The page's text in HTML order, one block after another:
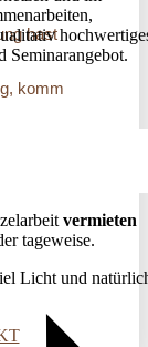
Seminarangebot.
vermieten
tageweise.
Licht und
hast
komm